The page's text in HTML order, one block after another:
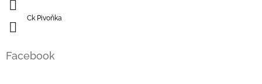
Ck Pivoňka
Facebook